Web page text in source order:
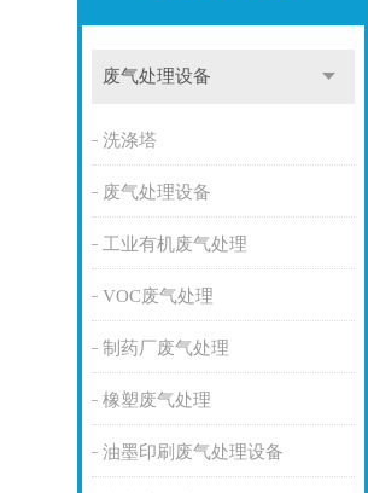
废气处理设备
洗涤塔
废气处理设备
工业有机废气处理
VOC废气处理
制药厂废气处理
橡塑废气处理
油墨印刷废气处理设备